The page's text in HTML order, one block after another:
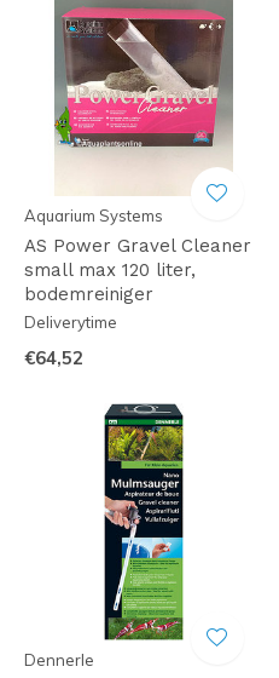
Aquarium Systems
AS Power Gravel Cleaner
small max 120 liter,
bodemreiniger
Deliverytime
€64,52
Dennerle